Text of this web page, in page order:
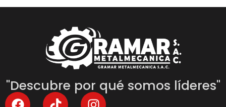
"Descubre por qué somos líderes"